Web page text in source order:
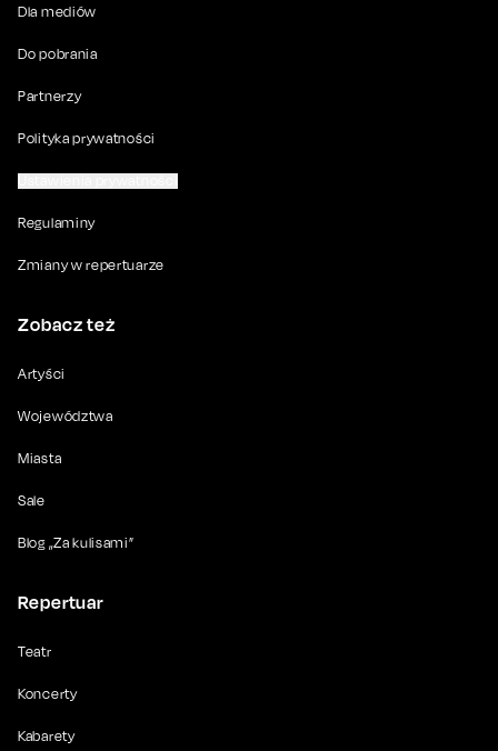
Dla mediów
Do pobrania
Partnerzy
Polityka prywatności
Regulaminy
Zmiany w repertuarze
Zobacz też
Artyści
Województwa
Miasta
Sale
Blog „Za kulisami”
Repertuar
Teatr
Koncerty
Kabarety